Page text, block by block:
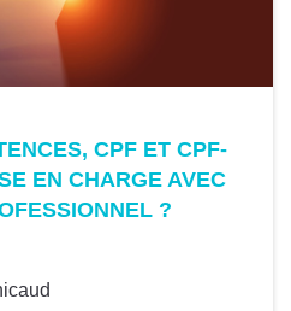
CPF ET CPF-
EN CHARGE AVEC
?
prises
la nouvelle